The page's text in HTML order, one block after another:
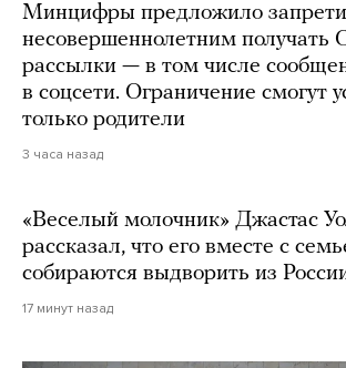
Минцифры предложило
несовершеннолетним
рассылки — в том числе
в соцсети. Ограничение смогут
только родители
3 часа назад
«Веселый молочник» Джастас
рассказал, что его вместе с
собираются выдворить из
17 минут назад